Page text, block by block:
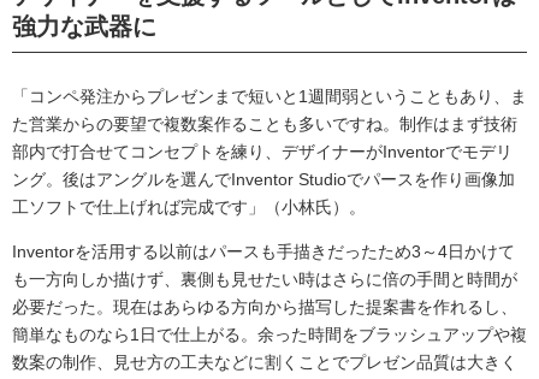
強力な武器に
「コンペ発注からプレゼンまで短いと1週間弱ということもあり、ま
た営業からの要望で複数案作ることも多いですね。制作はまず技術
部内で打合せてコンセプトを練り、デザイナーがInventorでモデリ
ング。後はアングルを選んでInventor Studioでパースを作り画像加
工ソフトで仕上げれば完成です」（小林氏）。
Inventorを活用する以前はパースも手描きだったため3～4日かけて
も一方向しか描けず、裏側も見せたい時はさらに倍の手間と時間が
必要だった。現在はあらゆる方向から描写した提案書を作れるし、
簡単なものなら1日で仕上がる。余った時間をブラッシュアップや複
数案の制作、見せ方の工夫などに割くことでプレゼン品質は大きく